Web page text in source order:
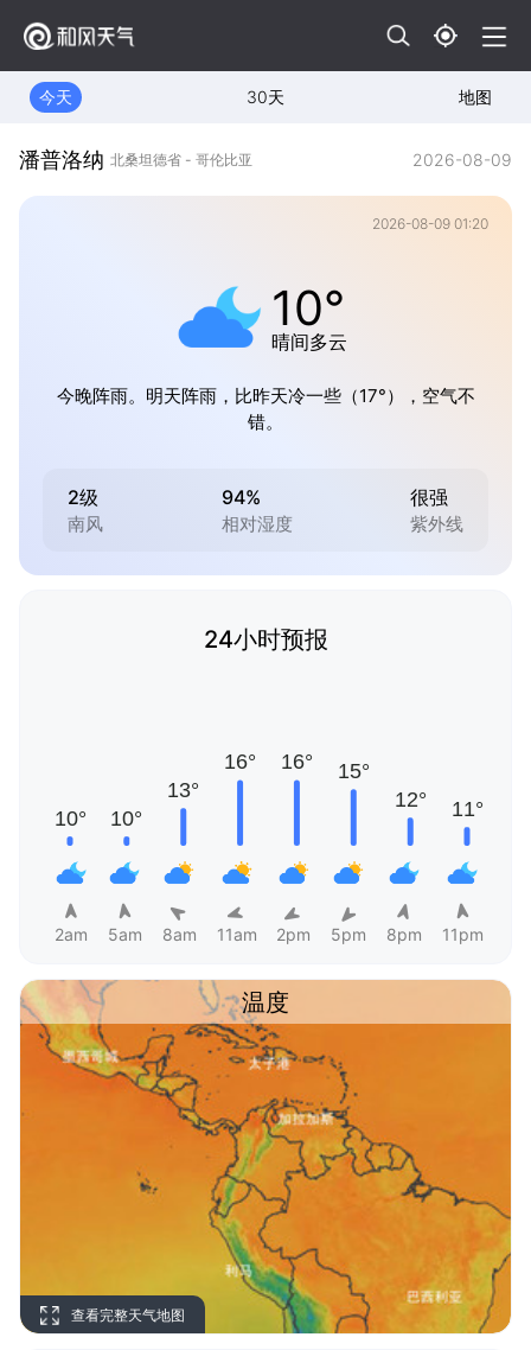
今天 30天 地图
潘普洛纳 北桑坦德省 - 哥伦比亚 2026-08-09
2026-08-09 01:20
10°
晴间多云
今晚阵雨。明天阵雨，比昨天冷一些（17°），空气不
错。
2级
南风
94%
相对湿度
很强
紫外线
24小时预报
2am 5am 8am 11am 2pm 5pm 8pm 11pm
温度
查看完整天气地图